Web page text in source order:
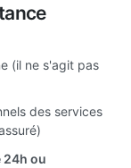
(il ne s'agit pas
des services
24h ou